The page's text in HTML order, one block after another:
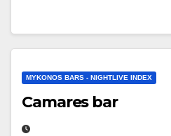
MYKONOS BARS - NIGHTLIVE INDEX
Camares bar